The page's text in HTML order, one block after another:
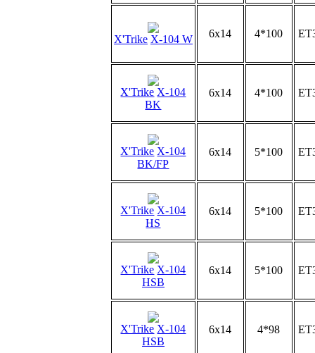
X'Trike X-104 W 6x14 4*100
X'Trike X-104
BK
6x14 4*100
X'Trike X-104
BK/FP
6x14 5*100
X'Trike X-104
HS
6x14 5*100
X'Trike X-104
HSB
6x14 5*100
X'Trike X-104
HSB
6x14 4*98